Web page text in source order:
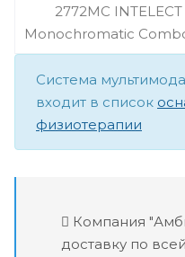
2772MС
Monochromatic
Система
входит в список
физиотерапии
Компания
доставку по